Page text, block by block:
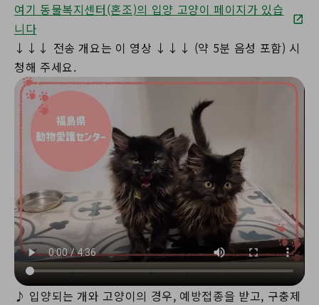
여기 동물복지센터(혼조)의 입양 고양이 페이지가 있습
니다
↓↓↓ 전송 개요는 이 영상 ↓↓↓ (약 5분 음성 포함) 시
청해 주세요.
♪ 입양되는 개와 고양이의 경우, 예방접종을 받고, 구충제